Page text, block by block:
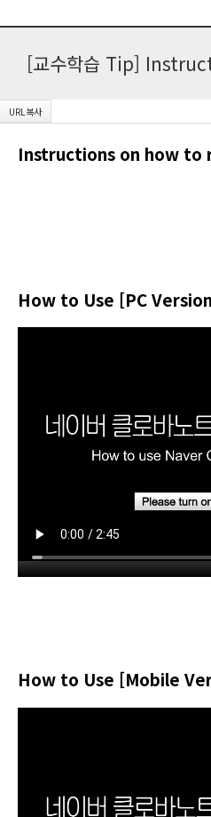
[교수학습 Tip]
Instructions on how to
How to Use [PC
How to Use [Mobile